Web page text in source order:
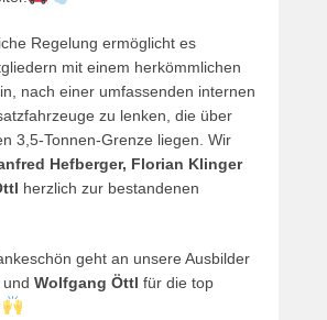
Regelung ermöglicht es
mit einem herkömmlichen
nach einer umfassenden internen
zu lenken, die über
3,5-Tonnen-Grenze liegen. Wir
Hefberger, Florian Klinger
herzlich zur bestandenen
geht an unsere Ausbilder
und Wolfgang Öttl für die top